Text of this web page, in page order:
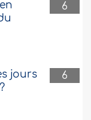
6
6
jours